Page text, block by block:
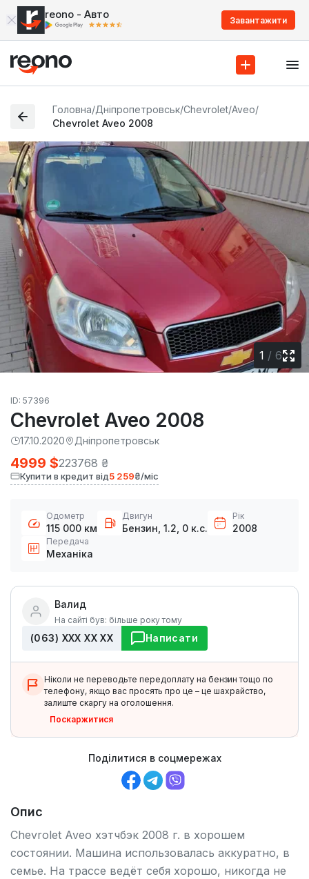
reono - Авто Завантажити
Головна/Дніпропетровськ/Chevrolet/Aveo/
Chevrolet Aveo 2008
1 / 6
ID: 57396
Chevrolet Aveo 2008
17.10.2020 Дніпропетровськ
4999 $223768 ₴
Купити в кредит від5 259₴/міс
Одометр
115 000 км
Двигун
Бензин, 1.2, 0 к.с.
Рік
2008
Передача
Механіка
Валид
На сайті був: більше року тому
(063) ХХХ ХХ ХХ Написати
Ніколи не переводьте передоплату на бензин тощо по
телефону, якщо вас просять про це – це шахрайство,
залиште скаргу на оголошення.
Поскаржитися
Поділитися в соцмережах
Опис
Chevrolet Aveo хэтчбэк 2008 г. в хорошем
состоянии. Машина использовалась аккуратно, в
семье. На трассе ведёт себя хорошо, никогда не